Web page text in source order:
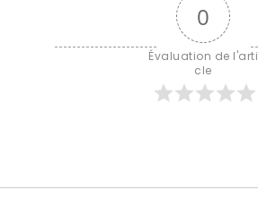
0
Évaluation de l'arti
cle